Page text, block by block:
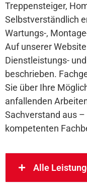
Treppensteiger,
Selbstverständlich
Wartungs-,
Auf unserer
Dienstleistungs-
beschrieben.
Sie über Ihre
anfallenden
Sachverstand aus
kompetenten
Alle